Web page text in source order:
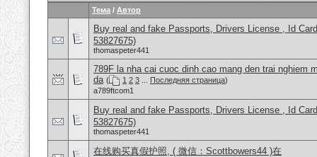
Тема / Автор
Buy real and fake Passports, Drivers License , Id
53827675)
thomaspeter441
789F la nha cai cuoc dinh cao mang den trai nghiem
da ( 1 2 3 Последняя страница)
a789ftcom1
Buy real and fake Passports, Drivers License , Id
53827675)
thomaspeter441
在线购买真假护照, ( 微信：Scottbowers44 )在